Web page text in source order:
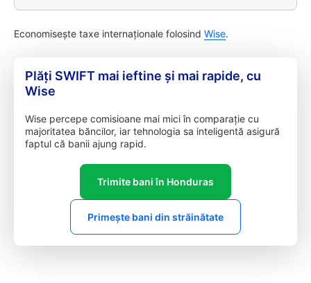
Economisește taxe internaționale folosind Wise.
Plăți SWIFT mai ieftine și mai rapide, cu
Wise
Wise percepe comisioane mai mici în comparație cu
majoritatea băncilor, iar tehnologia sa inteligentă asigură
faptul că banii ajung rapid.
Trimite bani în Honduras
Primește bani din străinătate